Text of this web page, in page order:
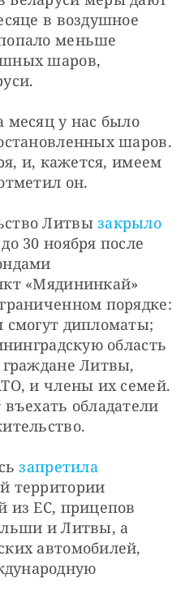
в воздушное
меньше
шаров,
месяц у нас было
шаров.
и, кажется, имеем
он.
Литвы закрыло
до 30 ноября после
«Мядининкай»
порядке:
смогут дипломаты;
область
Литвы,
и члены их семей.
обладатели
запретила
территории
из ЕС, прицепов
и Литвы, а
автомобилей,